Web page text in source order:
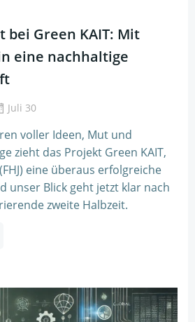
bei Green KAIT: Mit
eine nachhaltige
Juli 30
voller Ideen, Mut und
zieht das Projekt Green KAIT,
eine überaus erfolgreiche
unser Blick geht jetzt klar nach
zweite Halbzeit.